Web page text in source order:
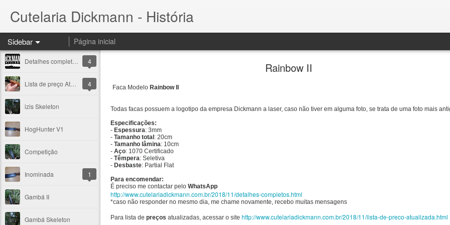
Cutelaria Dickmann - História
Sidebar Página inicial
4
4
izis Skeleton
HogHunter V1
Competição
Inominada 1
Gambá II
Gambá Skeleton
Rainbow II
Faca Modelo Rainbow II
Todas facas possuem a logotipo da empresa Dickmann a laser, caso não tiver em alguma foto, se trata de uma foto mais
Especificações:
- Espessura: 3mm
- Tamanho total : 20cm
- Tamanho lâmina: 10cm
- Aço: 1070 Certificado
- Têmpera: Seletiva
- Desbaste: Partial Flat
Para encomendar:
É preciso me contactar pelo WhatsApp
http://www.cutelariadickmann.com.br/2018/11/detalhes-completos.html
*caso não responder no mesmo dia, me chame novamente, recebo muitas mensagens
Para lista de preços atualizadas, acessar o site http://www.cutelariadickmann.com.br/2018/11/lista-de-preco-atualizada.html